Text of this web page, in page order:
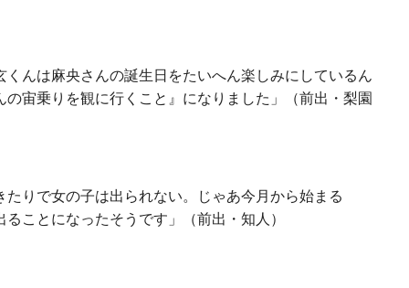
んは麻央さんの誕生日をたいへん楽しみにしているん
宙乗りを観に行くこと』になりました」（前出・梨園
りで女の子は出られない。じゃあ今月から始まる
ことになったそうです」（前出・知人）